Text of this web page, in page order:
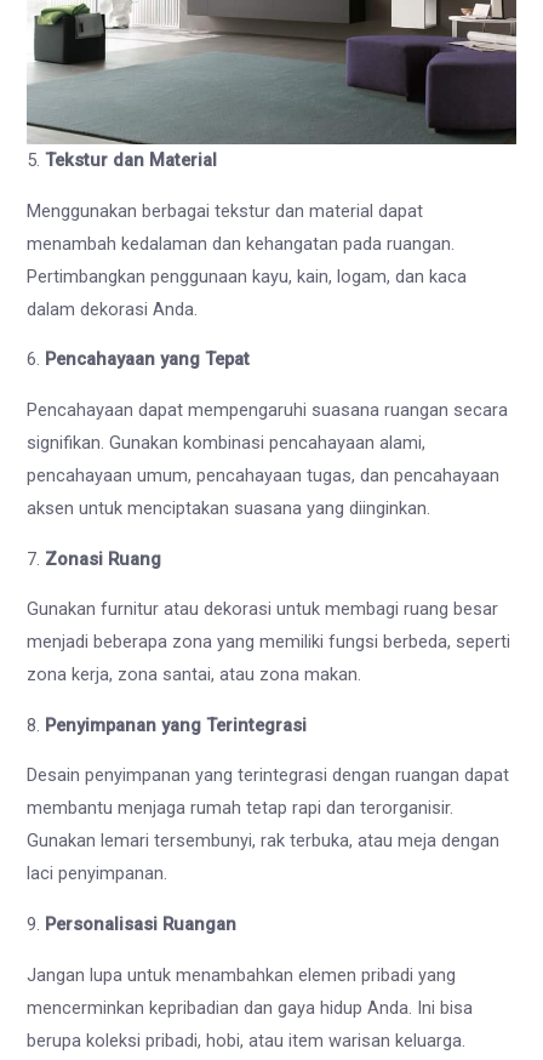
5.Tekstur dan Material
Menggunakan berbagai tekstur dan material dapat
menambah kedalaman dan kehangatan pada ruangan.
Pertimbangkan penggunaan kayu, kain, logam, dan kaca
dalam dekorasi Anda.
6. Pencahayaan yang Tepat
Pencahayaan dapat mempengaruhi suasana ruangan secara
signifikan. Gunakan kombinasi pencahayaan alami,
pencahayaan umum, pencahayaan tugas, dan pencahayaan
aksen untuk menciptakan suasana yang diinginkan.
7. Zonasi Ruang
Gunakan furnitur atau dekorasi untuk membagi ruang besar
menjadi beberapa zona yang memiliki fungsi berbeda, seperti
zona kerja, zona santai, atau zona makan.
8. Penyimpanan yang Terintegrasi
Desain penyimpanan yang terintegrasi dengan ruangan dapat
membantu menjaga rumah tetap rapi dan terorganisir.
Gunakan lemari tersembunyi, rak terbuka, atau meja dengan
laci penyimpanan.
9. Personalisasi Ruangan
Jangan lupa untuk menambahkan elemen pribadi yang
mencerminkan kepribadian dan gaya hidup Anda. Ini bisa
berupa koleksi pribadi, hobi, atau item warisan keluarga.